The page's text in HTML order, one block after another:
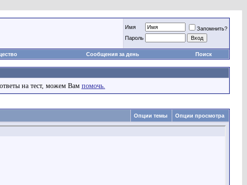
Имя
Запомнить?
Пароль
Сообщения за день Поиск
на тест, можем Вам помочь.
Опции темы Опции просмотра